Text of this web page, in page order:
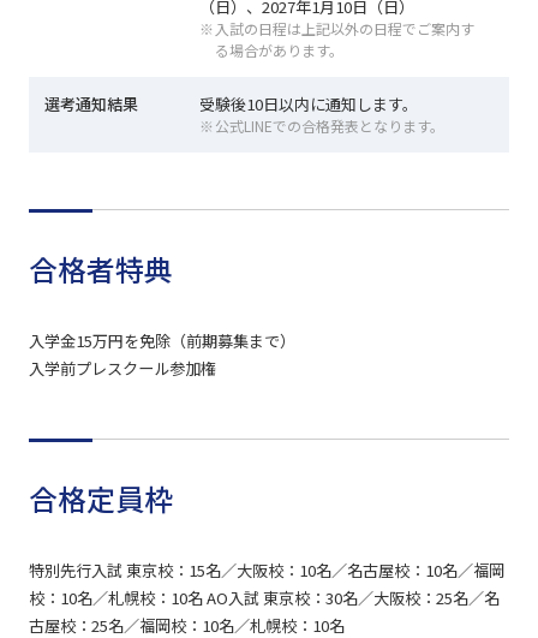
（日）、2027年1月10日（日）
入試の日程は上記以外の日程でご案内す
る場合があります。
選考通知結果 受験後10日以内に通知します。
公式LINEでの合格発表となります。
合格者特典
入学金15万円を免除（前期募集まで）
入学前プレスクール参加権
合格定員枠
特別先行入試 東京校：15名／大阪校：10名／名古屋校：10名／福岡
校：10名／札幌校：10名 AO入試 東京校：30名／大阪校：25名／名
古屋校：25名／福岡校：10名／札幌校：10名